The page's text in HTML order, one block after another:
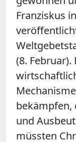
Franziskus
(8. Februar).
bekämpfen,
und
müssten